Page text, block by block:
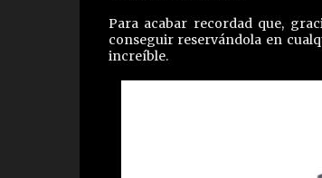
Para acabar recordad que,
conseguir reservándola en
increíble.